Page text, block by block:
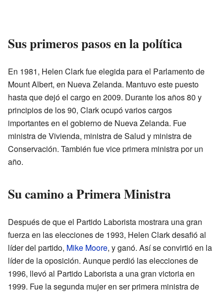
Sus primeros pasos en la política
En 1981, Helen Clark fue elegida para el Parlamento de
Mount Albert, en Nueva Zelanda. Mantuvo este puesto
hasta que dejó el cargo en 2009. Durante los años 80 y
principios de los 90, Clark ocupó varios cargos
importantes en el gobierno de Nueva Zelanda. Fue
ministra de Vivienda, ministra de Salud y ministra de
Conservación. También fue vice primera ministra por un
año.
Su camino a Primera Ministra
Después de que el Partido Laborista mostrara una gran
fuerza en las elecciones de 1993, Helen Clark desafió al
líder del partido, Mike Moore, y ganó. Así se convirtió en la
líder de la oposición. Aunque perdió las elecciones de
1996, llevó al Partido Laborista a una gran victoria en
1999. Fue la segunda mujer en ser primera ministra de